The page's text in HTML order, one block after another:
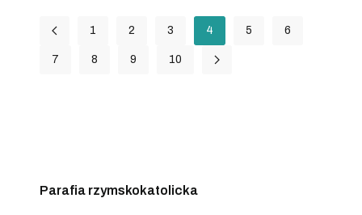
1 2 3 4 5 6
7 8 9 10
Parafia rzymskokatolicka